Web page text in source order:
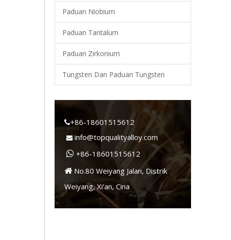
Paduan Niobium
Paduan Tantalum
Paduan Zirkonium
Tungsten Dan Paduan Tungsten
+86-18601515612
 info@topqualityalloy.com
 +86-18601515612
 No.80 Weiyang Jalan, Distrik
Weiyang, Xi'an, Cina